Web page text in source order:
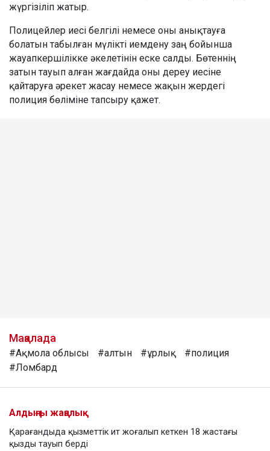
жүргізіліп жатыр.
Полицейлер иесі белгілі немесе оны анықтауға
болатын табылған мүлікті иемдену заң бойынша
жауапкершілікке әкелетінін еске салды. Бөтеннің
затын тауып алған жағдайда оны дереу иесіне
қайтаруға әрекет жасау немесе жақын жердегі
полиция бөліміне тапсыру қажет.
Мақалада
#Ақмола облысы #алтын #ұрлық
#полиция
#Ломбард
Алдыңғы жаңалық
Қарағандыда қызметтік ит жоғалып кеткен 18 жастағы
қызды тауып берді